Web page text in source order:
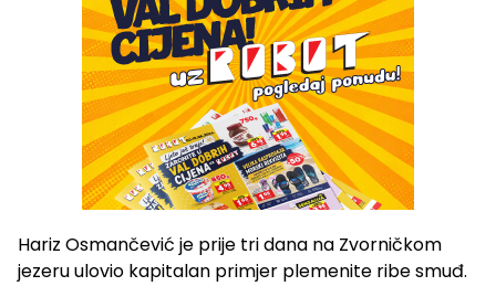
Hariz Osmančević je prije tri dana na Zvorničkom
jezeru ulovio kapitalan primjer plemenite ribe smuđ.